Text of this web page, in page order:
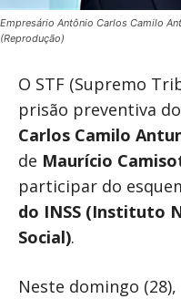
Empresário Antônio Carlos Camilo
(Reprodução)
O STF (Supremo
prisão preventiva
Carlos Camilo
de Maurício
participar do
do INSS (Instituto
Social).
Neste domingo